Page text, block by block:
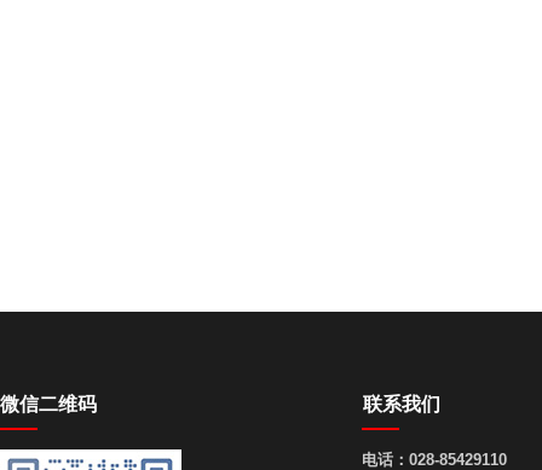
微信二维码 联系我们
电话： 028-85429110